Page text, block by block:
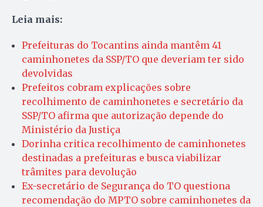
Leia mais:
Prefeituras do Tocantins ainda mantêm 41
caminhonetes da SSP/TO que deveriam ter sido
devolvidas
Prefeitos cobram explicações sobre
recolhimento de caminhonetes e secretário da
SSP/TO afirma que autorização depende do
Ministério da Justiça
Dorinha critica recolhimento de caminhonetes
destinadas a prefeituras e busca viabilizar
trâmites para devolução
Ex-secretário de Segurança do TO questiona
recomendação do MPTO sobre caminhonetes da